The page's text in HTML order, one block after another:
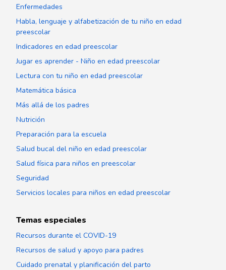
Enfermedades
Habla, lenguaje y alfabetización de tu niño en edad
preescolar
Indicadores en edad preescolar
Jugar es aprender - Niño en edad preescolar
Lectura con tu niño en edad preescolar
Matemática básica
Más allá de los padres
Nutrición
Preparación para la escuela
Salud bucal del niño en edad preescolar
Salud física para niños en preescolar
Seguridad
Servicios locales para niños en edad preescolar
Temas especiales
Recursos durante el COVID-19
Recursos de salud y apoyo para padres
Cuidado prenatal y planificación del parto